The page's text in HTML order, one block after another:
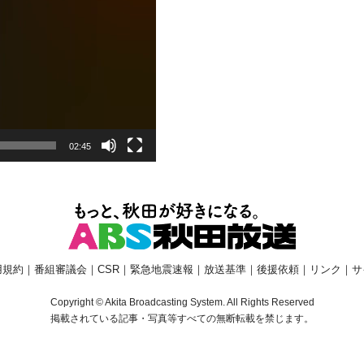
02:45
約 ｜ 番組審議会 ｜ CSR｜ 緊急地震速報 ｜ 放送基準｜ 後援依頼｜ リンク ｜
Copyright © Akita Broadcasting System. All Rights Reserved
掲載されている記事・写真等すべての無断転載を禁じます。